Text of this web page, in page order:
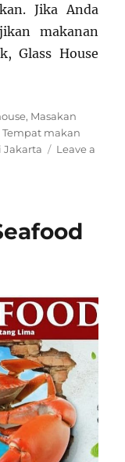
Jika Anda
makanan
Glass House
, Masakan
Tempat makan
Jakarta
Leave a